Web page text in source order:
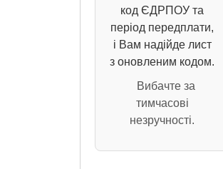
код ЄДРПОУ та
період передплати,
і Вам надійде лист
з оновленим кодом.
Вибачте за
тимчасові
незручності.